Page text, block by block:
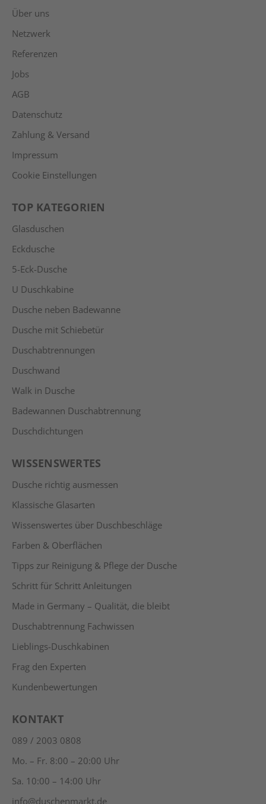
Über uns
Netzwerk
Referenzen
Jobs
AGB
Datenschutz
Zahlung & Versand
Impressum
Cookie Einstellungen
TOP KATEGORIEN
Glasduschen
Eckdusche
5-Eck-Dusche
U Duschkabine
Dusche neben Badewanne
Dusche mit Schiebetür
Duschabtrennungen
Duschwand
Walk in Dusche
Badewannen Duschabtrennung
Duschdichtungen
WISSENSWERTES
Dusche richtig ausmessen
Klassische Glasarten
Wissenswertes über Duschbeschläge
Farben & Oberflächen
Tipps zur Reinigung & Pflege der Dusche
Schritt für Schritt Anleitungen
Made in Germany – Qualität, die bleibt
Duschabtrennung Fachwissen
Lieblings-Duschkabinen
Frag den Experten
Kundenbewertungen
KONTAKT
089 / 2003 0808
Mo. – Fr. 8:00 – 20:00 Uhr
Sa. 10:00 – 14:00 Uhr
info@duschenmarkt.de